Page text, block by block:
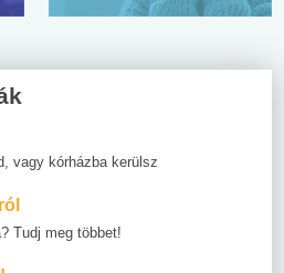
vagy kórházba kerülsz
Tudj meg többet!